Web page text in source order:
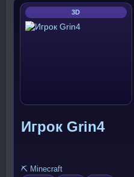
3D
Игрок Grin4
⛏️ Minecraft